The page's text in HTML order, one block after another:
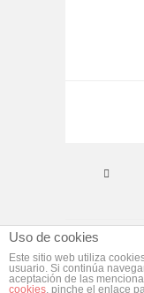
© ebym.
Uso de cookies
Este sitio web utiliza
usuario. Si continúa
aceptación de las
cookies, pinche el enlace